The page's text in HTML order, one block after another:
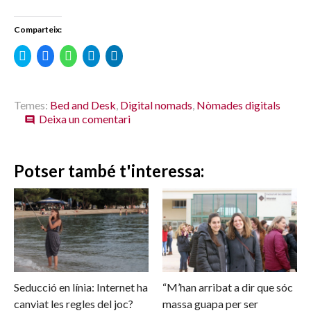
Comparteix:
Click
to
share
in
new
window)
Click
to
share
in
new
window)
Click
to
share
in
new
window)
Click
to
share
in
new
window)
Click
to
in
new
window)
Temes: Bed and Desk, Digital nomads, Nòmades digitals
comment Deixa un comentarisobre
que
no
fan
turisme
Potser també t'interessa:
Seducció en línia: Internet ha
canviat les regles del joc?
“M’han arribat a dir que sóc
massa guapa per ser